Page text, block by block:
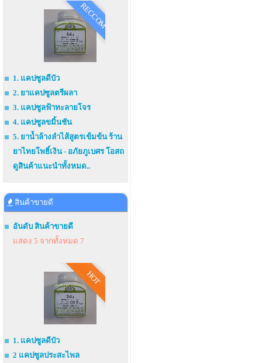
RECCOM
1. แคปซูลดีบัว
2. ยาแคปซูลตรีผลา
3. แคปซูลฟ้าทะลายโจร
4. แคปซูลขมิ้นชัน
5. ยาน้ำล้างลำไส้สูตรเข้มข้น ร้าน
ยาไทยโพธิ์เงิน - อภัยภูเบศร โอสถ
ดูสินค้าแนะนำทั้งหมด..
สินค้าขายดี
อันดับ สินค้าขายดี
แสดง 5 จากทั้งหมด 7
HOT
1. แคปซูลดีบัว
2 แคปซูลประสะไพล